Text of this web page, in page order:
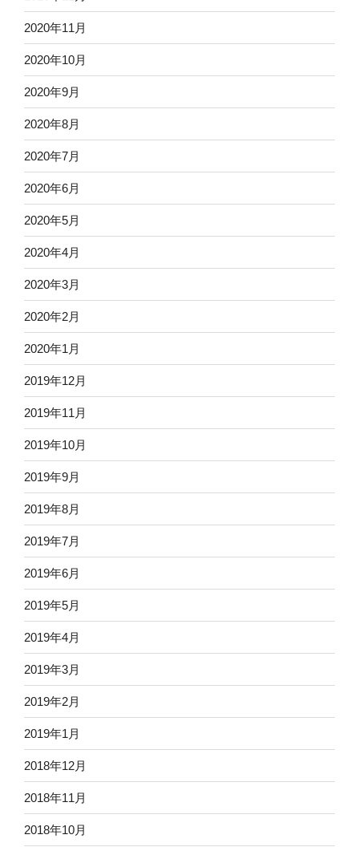
2020年11月
2020年10月
2020年9月
2020年8月
2020年7月
2020年6月
2020年5月
2020年4月
2020年3月
2020年2月
2020年1月
2019年12月
2019年11月
2019年10月
2019年9月
2019年8月
2019年7月
2019年6月
2019年5月
2019年4月
2019年3月
2019年2月
2019年1月
2018年12月
2018年11月
2018年10月